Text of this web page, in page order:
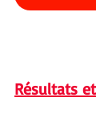
Résultats